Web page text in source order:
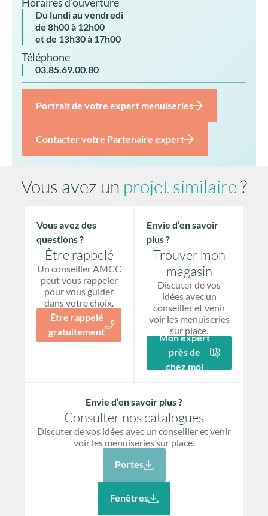
Du lundi au vendredi
de 8h00 à 12h00
et de 13h30 à 17h00
Téléphone
03.85.69.00.80
Portrait de votre expert menuiseries
Contacter votre Partenaire expert
Vous avez un projet similaire?
Vous avez des
questions ?
Être rappelé
Un conseiller AMCC
peut vous rappeler
pour vous guider
dans votre choix.
Être rappelé
gratuitement
Envie d’en savoir
plus ?
Trouver mon
magasin
Discuter de vos
idées avec un
conseiller et venir
voir les menuiseries
sur place.
Mon expert
près de
chez moi
Envie d’en savoir plus ?
Consulter nos catalogues
Discuter de vos idées avec un conseiller et venir
voir les menuiseries sur place.
Portes
Fenêtres